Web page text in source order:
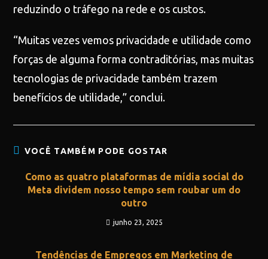
reduzindo o tráfego na rede e os custos.
“Muitas vezes vemos privacidade e utilidade como
forças de alguma forma contraditórias, mas muitas
tecnologias de privacidade também trazem
benefícios de utilidade,” conclui.
VOCÊ TAMBÉM PODE GOSTAR
Como as quatro plataformas de mídia social do
Meta dividem nosso tempo sem roubar um do
outro
junho 23, 2025
Tendências de Empregos em Marketing de